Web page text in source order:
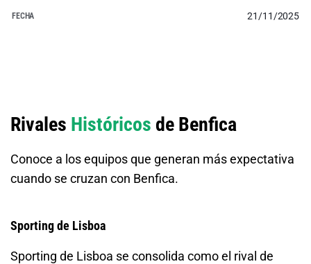
21/11/2025
Rivales Históricos de Benfica
Conoce a los equipos que generan más expectativa
cuando se cruzan con Benfica.
Sporting de Lisboa
Sporting de Lisboa se consolida como el rival de